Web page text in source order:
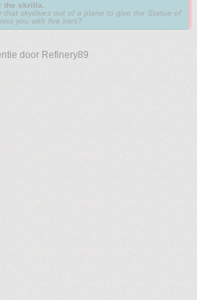
the skrilla.
that skydives out of a plane to give the Statue of
you with five tries?
door Refinery89